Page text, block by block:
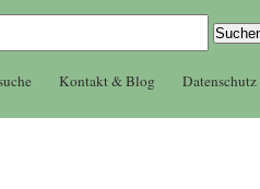
Kontakt & Blog Datenschutz